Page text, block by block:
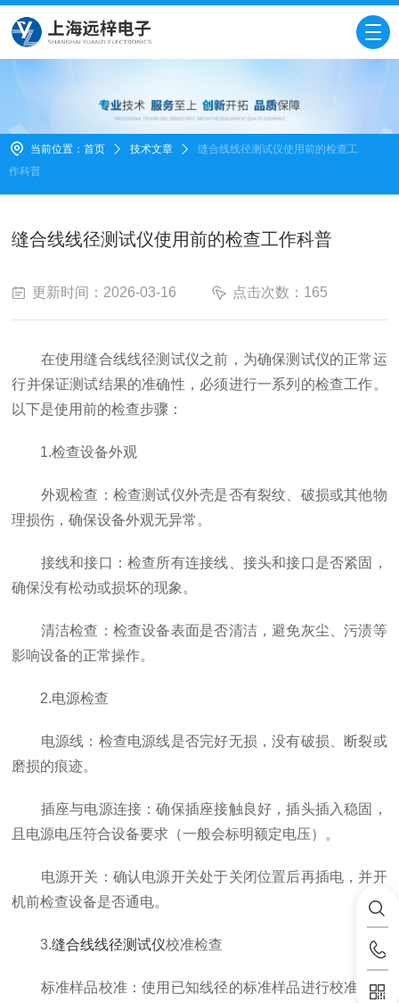
当前位置： 首页 技术文章
缝合线线径测试仪使用前的检查工
作科普
缝合线线径测试仪使用前的检查工作科普
更新时间：2026-03-16 点击次数：165
在使用缝合线线径测试仪之前，为确保测试仪的正常运
行并保证测试结果的准确性，必须进行一系列的检查工作。
以下是使用前的检查步骤：
1.检查设备外观
外观检查：检查测试仪外壳是否有裂纹、破损或其他物
理损伤，确保设备外观无异常。
接线和接口：检查所有连接线、接头和接口是否紧固，
确保没有松动或损坏的现象。
清洁检查：检查设备表面是否清洁，避免灰尘、污渍等
影响设备的正常操作。
2.电源检查
电源线：检查电源线是否完好无损，没有破损、断裂或
磨损的痕迹。
插座与电源连接：确保插座接触良好，插头插入稳固，
且电源电压符合设备要求（一般会标明额定电压）。
电源开关：确认电源开关处于关闭位置后再插电，并开
机前检查设备是否通电。
3.缝合线线径测试仪校准检查
标准样品校准：使用已知线径的标准样品进行校准，确